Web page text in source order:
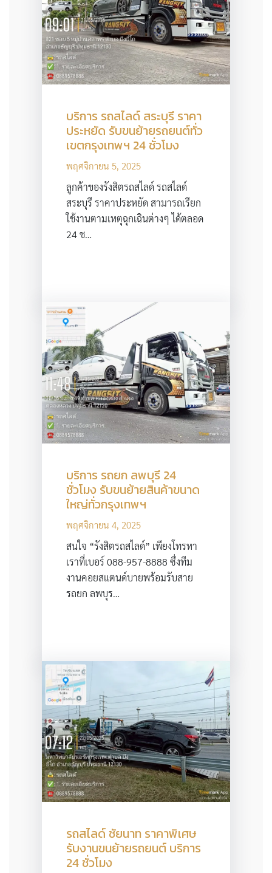
บริการ รถสไลด์ สระบุรี ราคา
ประหยัด รับขนย้ายรถยนต์ทั่ว
เขตกรุงเทพฯ 24 ชั่วโมง
พฤศจิกายน 5, 2025
ลูกค้าของรังสิตรถสไลด์ รถสไลด์
สระบุรี ราคาประหยัด สามารถเรียก
ใช้งานตามเหตุฉุกเฉินต่างๆ ได้ตลอด
24 ช…
บริการ รถยก ลพบุรี 24
ชั่วโมง รับขนย้ายสินค้าขนาด
ใหญ่ทั่วกรุงเทพฯ
พฤศจิกายน 4, 2025
สนใจ “รังสิตรถสไลด์” เพียงโทรหา
เราที่เบอร์ 088-957-8888 ซึ่งทีม
งานคอยสแตนด์บายพร้อมรับสาย
รถยก ลพบุร…
รถสไลด์ ชัยนาท ราคาพิเศษ
รับงานขนย้ายรถยนต์ บริการ
24 ชั่วโมง